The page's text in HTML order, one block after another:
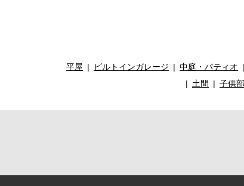
平屋 ビルトインガレージ 中庭・パティオ
土間
子供